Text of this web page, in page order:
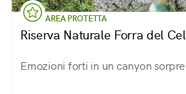
AREA PROTETTA
Riserva Naturale Forra del
Emozioni forti in un canyon